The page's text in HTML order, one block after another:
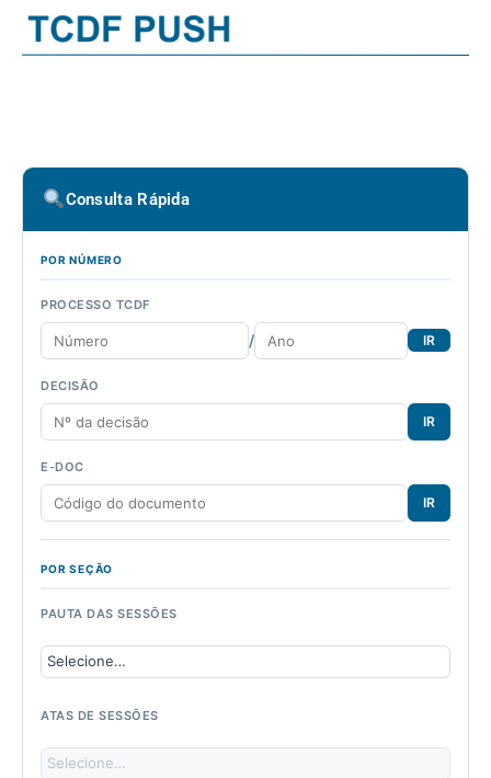
Consulta Rápida
POR NÚMERO
PROCESSO TCDF
/ IR
DECISÃO
IR
E-DOC
IR
POR SEÇÃO
PAUTA DAS SESSÕES
ATAS DE SESSÕES